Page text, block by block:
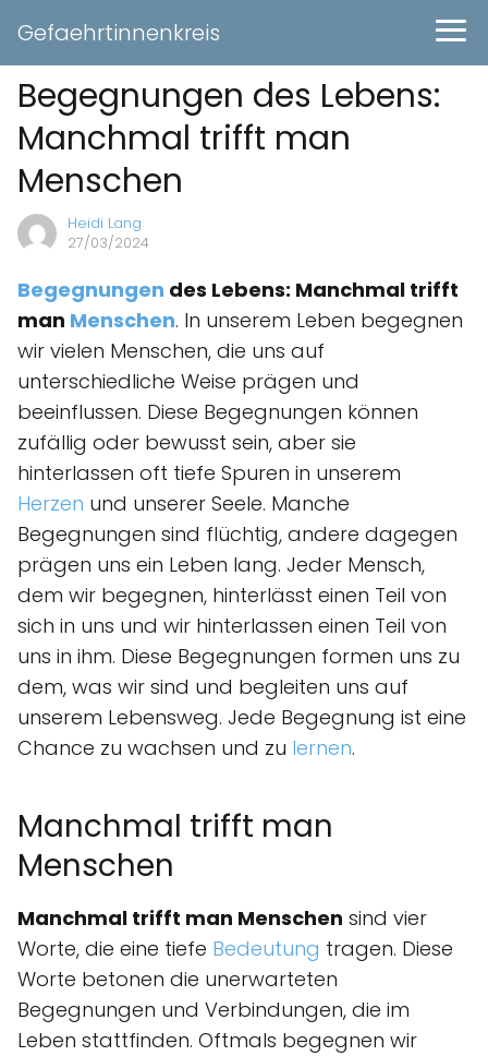
Gefaehrtinnenkreis
Begegnungen des Lebens:
Manchmal trifft man
Menschen
Heidi Lang
27/03/2024
Begegnungen des Lebens: Manchmal trifft
man Menschen. In unserem Leben begegnen
wir vielen Menschen, die uns auf
unterschiedliche Weise prägen und
beeinflussen. Diese Begegnungen können
zufällig oder bewusst sein, aber sie
hinterlassen oft tiefe Spuren in unserem
Herzen und unserer Seele. Manche
Begegnungen sind flüchtig, andere dagegen
prägen uns ein Leben lang. Jeder Mensch,
dem wir begegnen, hinterlässt einen Teil von
sich in uns und wir hinterlassen einen Teil von
uns in ihm. Diese Begegnungen formen uns zu
dem, was wir sind und begleiten uns auf
unserem Lebensweg. Jede Begegnung ist eine
Chance zu wachsen und zu lernen.
Manchmal trifft man
Menschen
Manchmal trifft man Menschen sind vier
Worte, die eine tiefe Bedeutung tragen. Diese
Worte betonen die unerwarteten
Begegnungen und Verbindungen, die im
Leben stattfinden. Oftmals begegnen wir